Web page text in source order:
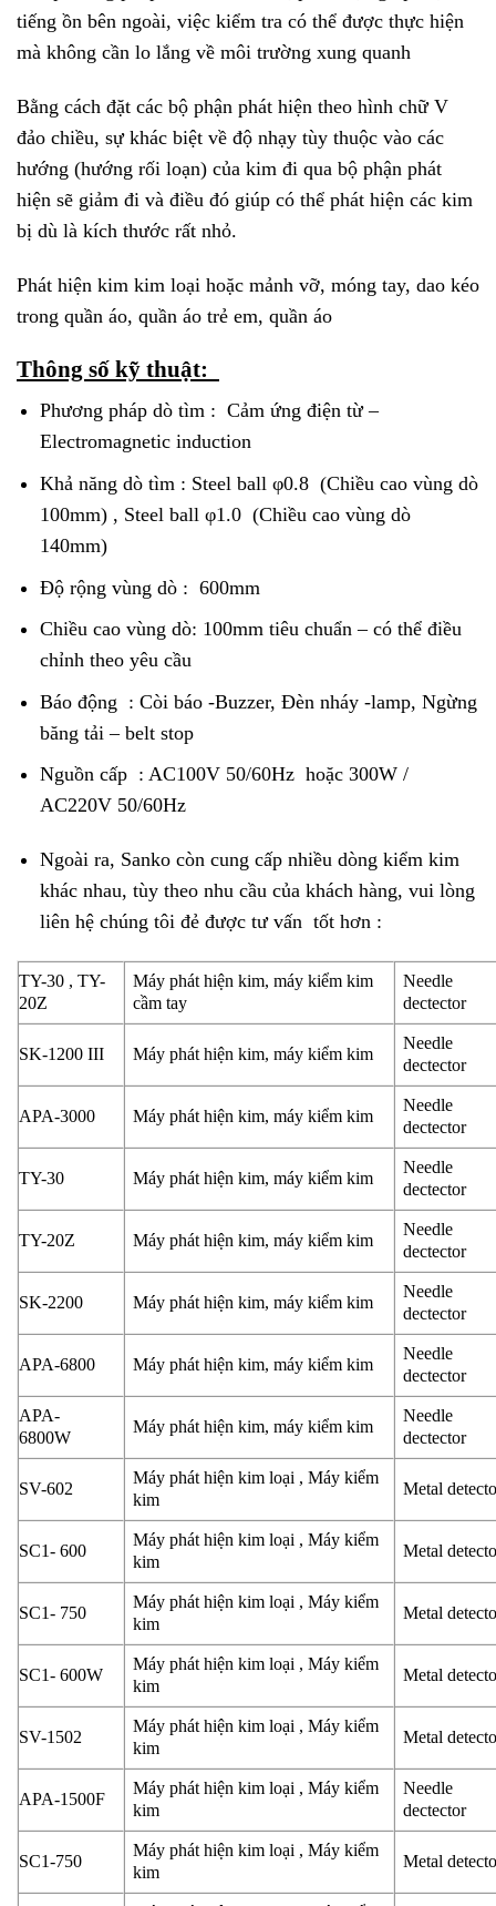
tiếng ồn bên ngoài, việc kiểm tra có thể được thực hiện
mà không cần lo lắng về môi trường xung quanh
Bằng cách đặt các bộ phận phát hiện theo hình chữ V
đảo chiều, sự khác biệt về độ nhạy tùy thuộc vào các
hướng (hướng rối loạn) của kim đi qua bộ phận phát
hiện sẽ giảm đi và điều đó giúp có thể phát hiện các kim
bị dù là kích thước rất nhỏ.
Phát hiện kim kim loại hoặc mảnh vỡ, móng tay, dao kéo
trong quần áo, quần áo trẻ em, quần áo
Thông số kỹ thuật:
Phương pháp dò tìm : Cảm ứng điện từ –
Electromagnetic induction
Khả năng dò tìm : Steel ball φ0.8 (Chiều cao vùng dò
100mm) , Steel ball φ1.0 (Chiều cao vùng dò
140mm)
Độ rộng vùng dò : 600mm
Chiều cao vùng dò: 100mm tiêu chuẩn – có thể điều
chỉnh theo yêu cầu
Báo động : Còi báo -Buzzer, Đèn nháy -lamp, Ngừng
băng tải – belt stop
Nguồn cấp : AC100V 50/60Hz hoặc 300W /
AC220V 50/60Hz
Ngoài ra, Sanko còn cung cấp nhiều dòng kiểm kim
khác nhau, tùy theo nhu cầu của khách hàng, vui lòng
liên hệ chúng tôi đẻ được tư vấn tốt hơn :
TY-30 , TY-
20Z
Máy phát hiện kim, máy kiểm kim
cầm tay
Needle
dectector
SK-1200 III Máy phát hiện kim, máy kiểm kim
Needle
dectector
APA-3000 Máy phát hiện kim, máy kiểm kim
Needle
dectector
TY-30 Máy phát hiện kim, máy kiểm kim
Needle
dectector
TY-20Z Máy phát hiện kim, máy kiểm kim
Needle
dectector
SK-2200 Máy phát hiện kim, máy kiểm kim
Needle
dectector
APA-6800 Máy phát hiện kim, máy kiểm kim
Needle
dectector
APA-
6800W
Máy phát hiện kim, máy kiểm kim
Needle
dectector
SV-602
Máy phát hiện kim loại , Máy kiểm
kim
Metal
SC1- 600
Máy phát hiện kim loại , Máy kiểm
kim
Metal
SC1- 750
Máy phát hiện kim loại , Máy kiểm
kim
Metal
SC1- 600W
Máy phát hiện kim loại , Máy kiểm
kim
Metal
SV-1502
Máy phát hiện kim loại , Máy kiểm
kim
Metal
APA-1500F
Máy phát hiện kim loại , Máy kiểm
kim
Needle
dectector
SC1-750
Máy phát hiện kim loại , Máy kiểm
kim
Metal